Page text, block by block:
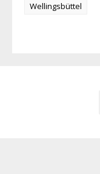
Wellingsbüttel